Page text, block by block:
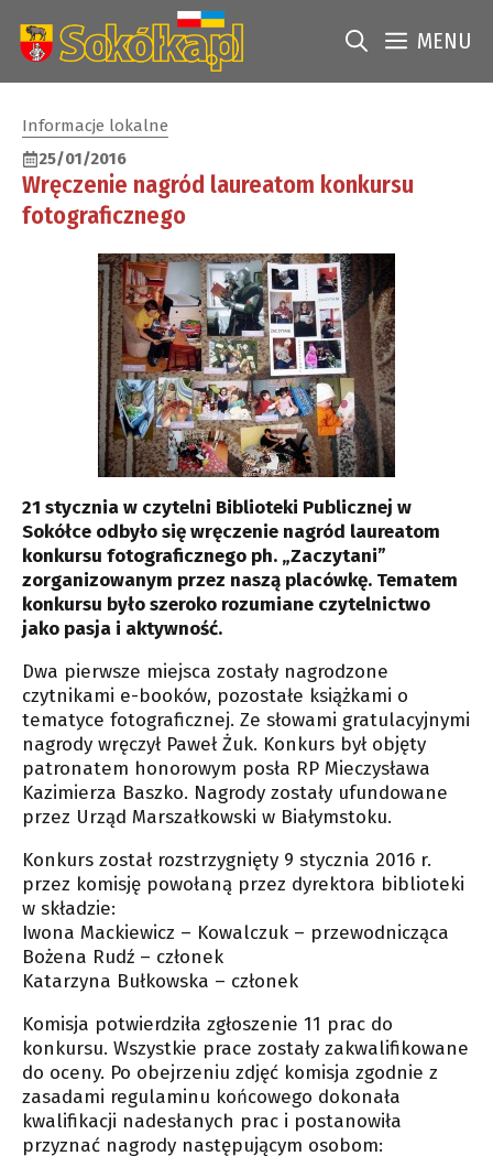
treści
MENU
Informacje lokalne
25/01/2016
Wręczenie nagród laureatom konkursu
fotograficznego
21 stycznia w czytelni Biblioteki Publicznej w
Sokółce odbyło się wręczenie nagród laureatom
konkursu fotograficznego ph. „Zaczytani”
zorganizowanym przez naszą placówkę. Tematem
konkursu było szeroko rozumiane czytelnictwo
jako pasja i aktywność.
Dwa pierwsze miejsca zostały nagrodzone
czytnikami e-booków, pozostałe książkami o
tematyce fotograficznej. Ze słowami gratulacyjnymi
nagrody wręczył Paweł Żuk. Konkurs był objęty
patronatem honorowym posła RP Mieczysława
Kazimierza Baszko. Nagrody zostały ufundowane
przez Urząd Marszałkowski w Białymstoku.
Konkurs został rozstrzygnięty 9 stycznia 2016 r.
przez komisję powołaną przez dyrektora biblioteki
w składzie:
Iwona Mackiewicz – Kowalczuk – przewodnicząca
Bożena Rudź – członek
Katarzyna Bułkowska – członek
Komisja potwierdziła zgłoszenie 11 prac do
konkursu. Wszystkie prace zostały zakwalifikowane
do oceny. Po obejrzeniu zdjęć komisja zgodnie z
zasadami regulaminu końcowego dokonała
kwalifikacji nadesłanych prac i postanowiła
przyznać nagrody następującym osobom: